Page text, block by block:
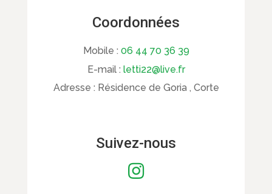
Coordonnées
Mobile : 06 44 70 36 39
E-mail : letti22@live.fr
Adresse : Résidence de Goria , Corte
Suivez-nous